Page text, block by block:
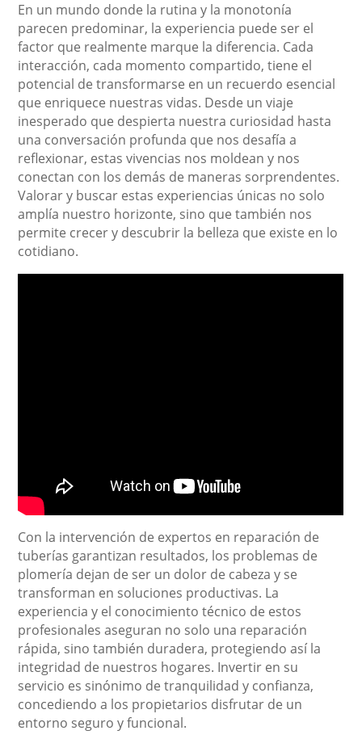
En un mundo donde la rutina y la monotonía
parecen predominar, la experiencia puede ser el
factor que realmente marque la diferencia. Cada
interacción, cada momento compartido, tiene el
potencial de transformarse en un recuerdo esencial
que enriquece nuestras vidas. Desde un viaje
inesperado que despierta nuestra curiosidad hasta
una conversación profunda que nos desafía a
reflexionar, estas vivencias nos moldean y nos
conectan con los demás de maneras sorprendentes.
Valorar y buscar estas experiencias únicas no solo
amplía nuestro horizonte, sino que también nos
permite crecer y descubrir la belleza que existe en lo
cotidiano.
Con la intervención de expertos en reparación de
tuberías garantizan resultados, los problemas de
plomería dejan de ser un dolor de cabeza y se
transforman en soluciones productivas. La
experiencia y el conocimiento técnico de estos
profesionales aseguran no solo una reparación
rápida, sino también duradera, protegiendo así la
integridad de nuestros hogares. Invertir en su
servicio es sinónimo de tranquilidad y confianza,
concediendo a los propietarios disfrutar de un
entorno seguro y funcional.